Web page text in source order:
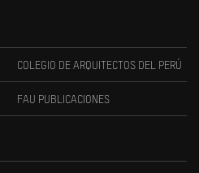
COLEGIO DE ARQUITECTOS DEL PERÚ
FAU PUBLICACIONES